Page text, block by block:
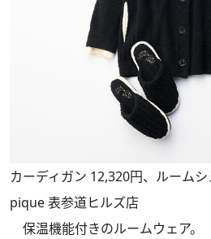
カーディガン 12,320円、ルーム
pique 表参道ヒルズ店
保温機能付きのルームウェア。